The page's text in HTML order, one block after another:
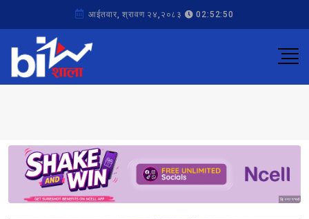
आईतवार, श्रावण २४,२०८३ 02:52:50
Sponsored